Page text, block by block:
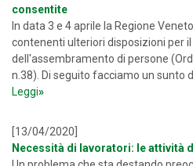
consentite
In data 3 e 4 aprile la Regione
contenenti ulteriori disposizioni per
dell'assembramento di persone
n.38). Di seguito facciamo un sunto
Leggi»
[13/04/2020]
Necessità di lavoratori: le attività